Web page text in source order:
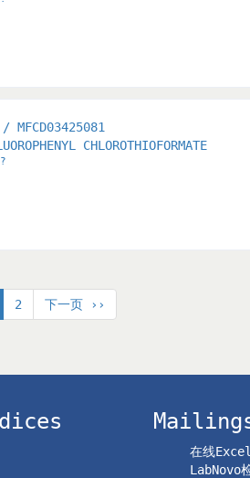
MFCD03425081
CHLOROTHIOFORMATE
?
2 下一页 ››
在线
LabNovo